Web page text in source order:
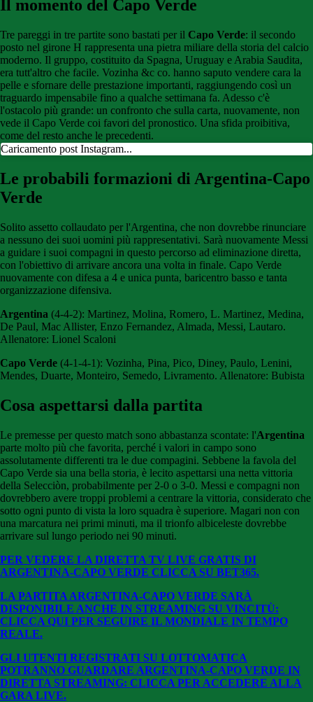
Il momento del Capo Verde
Tre pareggi in tre partite sono bastati per il Capo Verde: il secondo
posto nel girone H rappresenta una pietra miliare della storia del calcio
moderno. Il gruppo, costituito da Spagna, Uruguay e Arabia Saudita,
era tutt'altro che facile. Vozinha &c co. hanno saputo vendere cara la
pelle e sfornare delle prestazione importanti, raggiungendo così un
traguardo impensabile fino a qualche settimana fa. Adesso c'è
l'ostacolo più grande: un confronto che sulla carta, nuovamente, non
vede il Capo Verde coi favori del pronostico. Una sfida proibitiva,
come del resto anche le precedenti.
Caricamento post Instagram...
Le probabili formazioni di Argentina-Capo
Verde
Solito assetto collaudato per l'Argentina, che non dovrebbe rinunciare
a nessuno dei suoi uomini più rappresentativi. Sarà nuovamente Messi
a guidare i suoi compagni in questo percorso ad eliminazione diretta,
con l'obiettivo di arrivare ancora una volta in finale. Capo Verde
nuovamente con difesa a 4 e unica punta, baricentro basso e tanta
organizzazione difensiva.
Argentina (4-4-2): Martinez, Molina, Romero, L. Martinez, Medina,
De Paul, Mac Allister, Enzo Fernandez, Almada, Messi, Lautaro.
Allenatore: Lionel Scaloni
Capo Verde (4-1-4-1): Vozinha, Pina, Pico, Diney, Paulo, Lenini,
Mendes, Duarte, Monteiro, Semedo, Livramento. Allenatore: Bubista
Cosa aspettarsi dalla partita
Le premesse per questo match sono abbastanza scontate: l'Argentina
parte molto più che favorita, perché i valori in campo sono
assolutamente differenti tra le due compagini. Sebbene la favola del
Capo Verde sia una bella storia, è lecito aspettarsi una netta vittoria
della Selecciòn, probabilmente per 2-0 o 3-0. Messi e compagni non
dovrebbero avere troppi problemi a centrare la vittoria, considerato che
sotto ogni punto di vista la loro squadra è superiore. Magari non con
una marcatura nei primi minuti, ma il trionfo albiceleste dovrebbe
arrivare sul lungo periodo nei 90 minuti.
PER VEDERE LA DIRETTA TV LIVE GRATIS DI
ARGENTINA-CAPO VERDE CLICCA SU BET365.
LA PARTITA ARGENTINA-CAPO VERDE SARÀ
DISPONIBILE ANCHE IN STREAMING SU VINCITÙ:
CLICCA QUI PER SEGUIRE IL MONDIALE IN TEMPO
REALE.
GLI UTENTI REGISTRATI SU LOTTOMATICA
POTRANNO GUARDARE ARGENTINA-CAPO VERDE IN
DIRETTA STREAMING: CLICCA PER ACCEDERE ALLA
GARA LIVE.